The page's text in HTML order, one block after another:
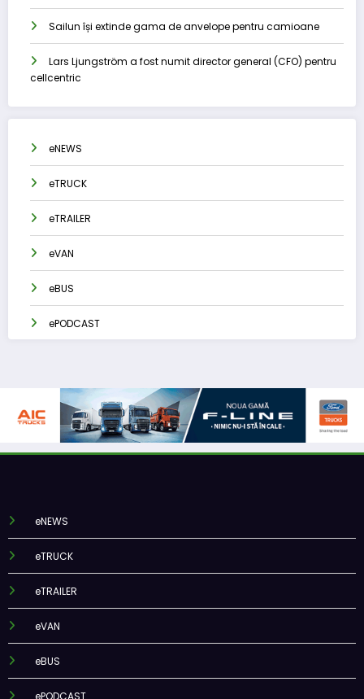
Sailun își extinde gama de anvelope pentru camioane
Lars Ljungström a fost numit director general (CFO) pentru
cellcentric
eNEWS
eTRUCK
eTRAILER
eVAN
eBUS
ePODCAST
eNEWS
eTRUCK
eTRAILER
eVAN
eBUS
ePODCAST